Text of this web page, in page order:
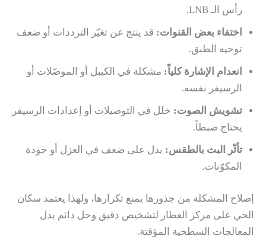
رأس الـ LNB.
اختفاء بعض القنوات: قد ينتج عن تغيّر الترددات أو ضعف
توجيه الطبق.
انعدام الإشارة كلياً: مشكلة في الكيبل أو الموصّلات أو
الرسيفر نفسه.
تشويش الصوت: خلل في التوصيلات أو إعدادات الرسيفر
يحتاج ضبطاً.
تأثّر البث بالطقس: يدل على ضعف في العزل أو جودة
المكوّنات.
إصلاح المشكلة من جذورها يمنع تكرارها، ولهذا يعتمد سكان
الحي على مركز العطار لتشخيص دقيق وحل دائم بدل
المعالجات السطحية المؤقتة.